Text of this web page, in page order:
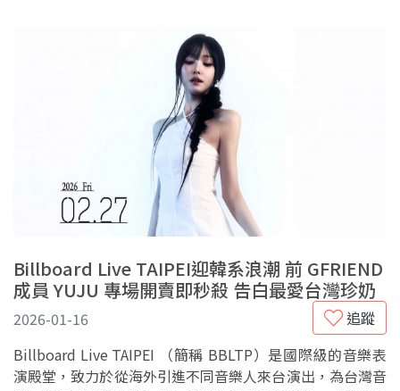
Billboard Live TAIPEI迎韓系浪潮 前 GFRIEND
成員 YUJU 專場開賣即秒殺 告白最愛台灣珍奶
追蹤
2026-01-16
Billboard Live TAIPEI （簡稱 BBLTP）是國際級的音樂表
演殿堂，致力於從海外引進不同音樂人來台演出，為台灣音